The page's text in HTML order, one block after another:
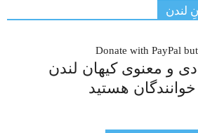
لندن
و معنوی کیهان لندن
هستید